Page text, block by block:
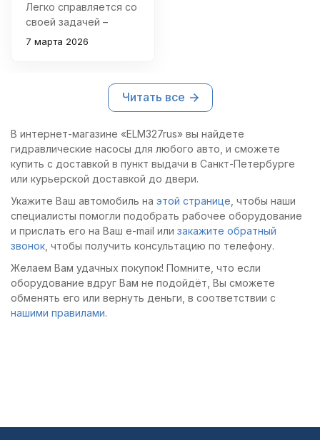
Легко справляется со
своей задачей –
поднимает
уверенно. Корпус
качественная, удобно
работе.
7 марта 2026
Читать все
В интернет-магазине «ELM327rus» вы найдете
гидравлические насосы для любого авто, и сможете
купить с доставкой в пункт выдачи в Санкт-Петербурге
или курьерской доставкой до двери.
Укажите Ваш автомобиль на этой странице , чтобы наши
специалисты помогли подобрать рабочее оборудование
и прислать его на Ваш e-mail или закажите обратный
звонок , чтобы получить консультацию по телефону.
Желаем Вам удачных покупок! Помните, что если
оборудование вдруг Вам не подойдёт, Вы сможете
обменять его или вернуть деньги, в соответствии с
нашими правилами.